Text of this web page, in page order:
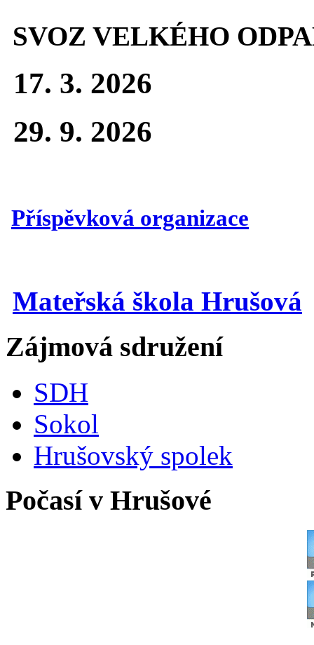
SVOZ VELKÉHO
17. 3. 2026
29. 9. 2026
Příspěvková organizace
Mateřská škola Hrušová
Zájmová sdružení
SDH
Sokol
Hrušovský spolek
Počasí v Hrušové